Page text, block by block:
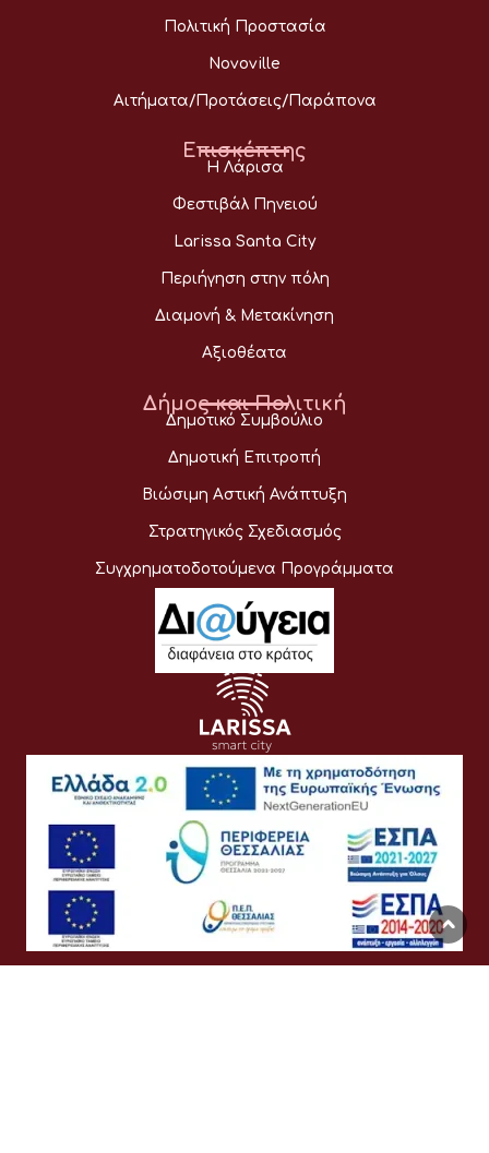
Πολιτική Προστασία
Novoville
Αιτήματα/Προτάσεις/Παράπονα
Επισκέπτης
Η Λάρισα
Φεστιβάλ Πηνειού
Larissa Santa City
Περιήγηση στην πόλη
Διαμονή & Μετακίνηση
Αξιοθέατα
Δήμος και Πολιτική
Δημοτικό Συμβούλιο
Δημοτική Επιτροπή
Βιώσιμη Αστική Ανάπτυξη
Στρατηγικός Σχεδιασμός
Συγχρηματοδοτούμενα Προγράμματα